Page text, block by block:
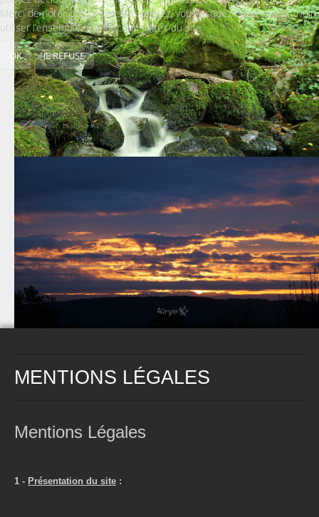
MENTIONS LÉGALES
Mentions Légales
1 - Présentation du site :
Merci de noter que, si vous les rejetez, vous risquez de ne pas pouvoir
utiliser l’ensemble des fonctionnalités du site.
OK JE REFUSE